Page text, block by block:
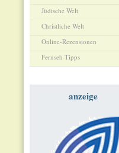
Jüdische Welt
Christliche Welt
Online-Rezensionen
Fernseh-Tipps
anzeige